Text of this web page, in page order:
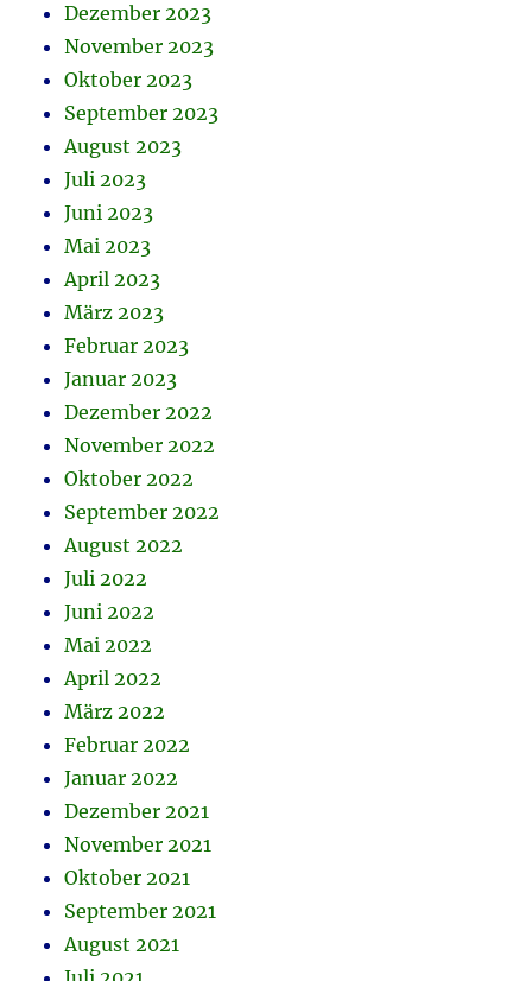
Dezember 2023
November 2023
Oktober 2023
September 2023
August 2023
Juli 2023
Juni 2023
Mai 2023
April 2023
März 2023
Februar 2023
Januar 2023
Dezember 2022
November 2022
Oktober 2022
September 2022
August 2022
Juli 2022
Juni 2022
Mai 2022
April 2022
März 2022
Februar 2022
Januar 2022
Dezember 2021
November 2021
Oktober 2021
September 2021
August 2021